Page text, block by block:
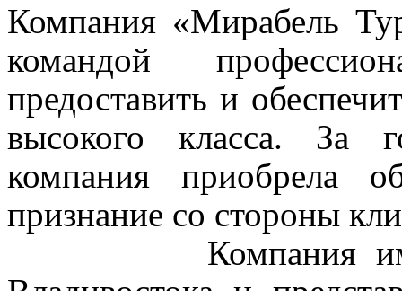
Компания «Мирабель
командой
предоставить и
высокого класса. За
компания приобрела
признание со стороны
Компания